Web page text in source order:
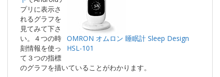
OMRON オムロン 睡眠計 Sleep Design
HSL-101
プリに表示さ
れるグラフを
見てみて下さ
い。４つの時
刻情報を使っ
て３つの指標
のグラフを描いていることがわかります。